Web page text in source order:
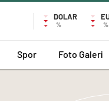
DOLAR
% %
Spor Foto Galeri